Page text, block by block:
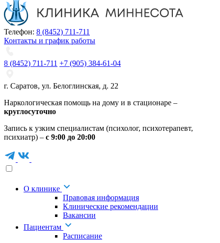
Телефон: 8 (8452) 711-711
Контакты и график работы
8 (8452) 711-711 +7 (905) 384-61-04
г. Саратов, ул. Белоглинская, д. 22
Наркологическая помощь на дому и в стационаре –
круглосуточно
Запись к узким специалистам (психолог, психотерапевт,
психиатр) – с 9:00 до 20:00
О клинике
Правовая информация
Клинические рекомендации
Вакансии
Пациентам
Расписание